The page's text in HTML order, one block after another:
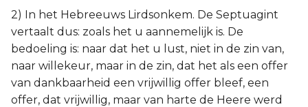
2) In het Hebreeuws Lirdsonkem. De Septuagint
vertaalt dus: zoals het u aannemelijk is. De
bedoeling is: naar dat het u lust, niet in de zin van,
naar willekeur, maar in de zin, dat het als een offer
van dankbaarheid een vrijwillig offer bleef, een
offer, dat vrijwillig, maar van harte de Heere werd